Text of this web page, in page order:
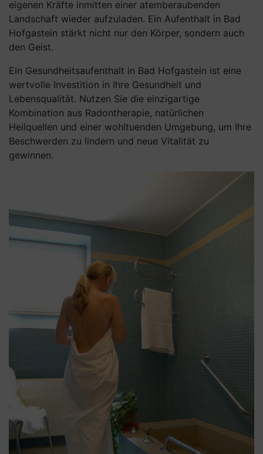
eigenen Kräfte inmitten einer atemberaubenden
Landschaft wieder aufzuladen. Ein Aufenthalt in Bad
Hofgastein stärkt nicht nur den Körper, sondern auch
den Geist.
Ein Gesundheitsaufenthalt in Bad Hofgastein ist eine
wertvolle Investition in Ihre Gesundheit und
Lebensqualität. Nutzen Sie die einzigartige
Kombination aus Radontherapie, natürlichen
Heilquellen und einer wohltuenden Umgebung, um Ihre
Beschwerden zu lindern und neue Vitalität zu
gewinnen.